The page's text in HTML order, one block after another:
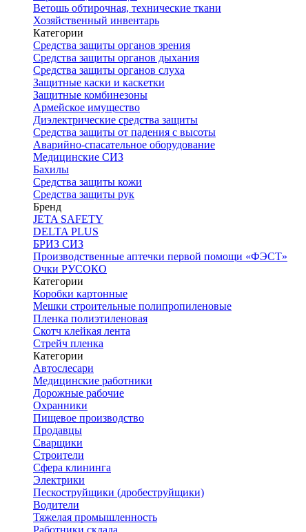
Ветошь обтирочная, технические ткани
Хозяйственный инвентарь
Категории
Средства защиты органов зрения
Средства защиты органов дыхания
Средства защиты органов слуха
Защитные каски и каскетки
Защитные комбинезоны
Армейское имущество
Диэлектрические средства защиты
Средства защиты от падения с высоты
Аварийно-спасательное оборудование
Медицинские СИЗ
Бахилы
Средства защиты кожи
Средства защиты рук
Бренд
JETA SAFETY
DELTA PLUS
БРИЗ СИЗ
Производственные аптечки первой помощи «ФЭСТ»
Очки РУСОКО
Категории
Коробки картонные
Мешки строительные полипропиленовые
Пленка полиэтиленовая
Скотч клейкая лента
Стрейч пленка
Категории
Автослесари
Медицинские работники
Дорожные рабочие
Охранники
Пищевое производство
Продавцы
Сварщики
Строители
Сфера клининга
Электрики
Пескоструйщики (дробеструйщики)
Водители
Тяжелая промышленность
Работники склада